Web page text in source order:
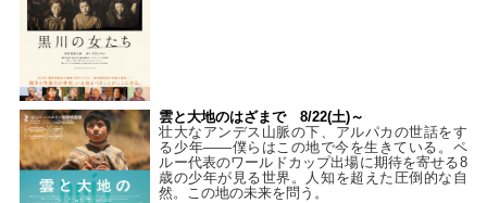
雲と大地のはざまで 8/22(土)～
壮大なアンデス山脈の下、アルパカの世話をす
る少年――僕らはこの地で今を生きている。ペ
ルー代表のワールドカップ出場に期待を寄せる8
歳の少年が見る世界。人知を超えた圧倒的な自
然。この地の未来を問う。